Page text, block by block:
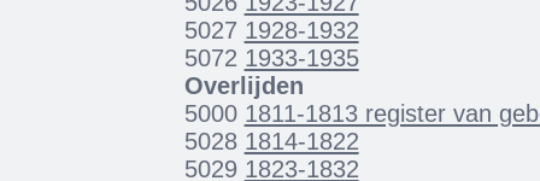
5027 1928-1932
5072 1933-1935
Overlijden
5000 1811-1813 register van
5028 1814-1822
5029 1823-1832